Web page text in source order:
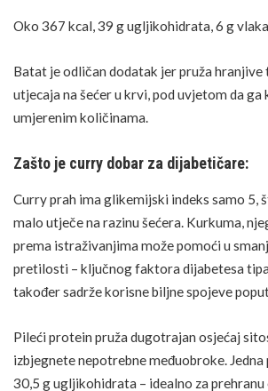
Oko 367 kcal, 39 g ugljikohidrata, 6 g
Batat je odličan dodatak jer pruža
utjecaja na šećer u krvi, pod uvjetom da ga
umjerenim količinama.
Zašto je curry dobar za dijabetičare:
Curry prah ima glikemijski indeks samo 5,
malo utječe na razinu šećera. Kurkuma,
prema istraživanjima može pomoći u
pretilosti – ključnog faktora dijabetesa
također sadrže korisne biljne spojeve
Pileći protein pruža dugotrajan osjećaj
izbjegnete nepotrebne međuobroke.
30,5 g ugljikohidrata – idealno za prehranu